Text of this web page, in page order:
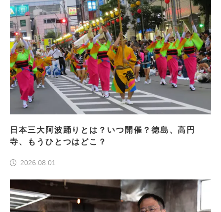
日本三大阿波踊りとは？いつ開催？徳島、高円
寺、もうひとつはどこ？
2026.08.01